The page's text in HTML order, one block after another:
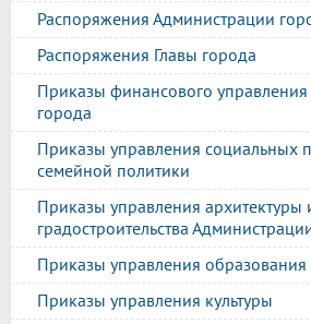
Распоряжения Администрации
Распоряжения Главы города
Приказы финансового
города
Приказы управления социальных
семейной политики
Приказы управления архитектуры
градостроительства
Приказы управления образования
Приказы управления культуры